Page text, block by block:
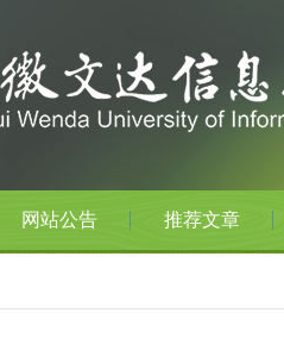
网站公告 推荐文章